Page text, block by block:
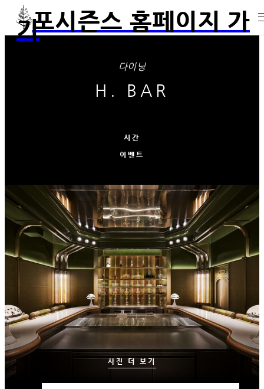
포시즌스 홈페이지 가
기
다이닝
H. BAR
시간
이벤트
사진 더 보기